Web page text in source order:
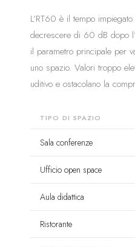
L’RT60 è il tempo
decrescere di 60 dB dopo
il parametro principale per
uno spazio. Valori troppo
uditivo e ostacolano la
TIPO DI SPAZIO
Sala conferenze
Ufficio open space
Aula didattica
Ristorante